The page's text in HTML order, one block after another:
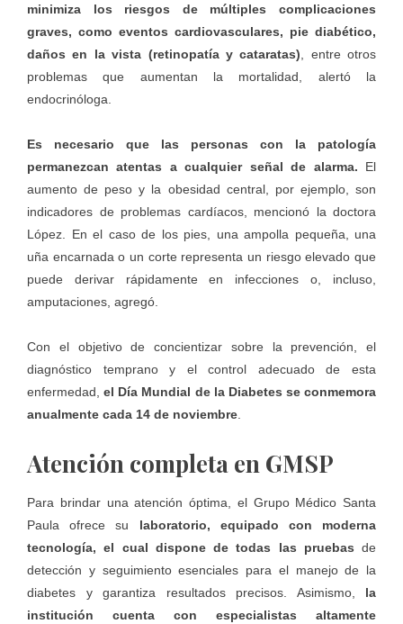
minimiza los riesgos de múltiples complicaciones
graves, como eventos cardiovasculares, pie diabético,
daños en la vista (retinopatía y cataratas) , entre otros
problemas que aumentan la mortalidad, alertó la
endocrinóloga.
Es necesario que las personas con la patología
permanezcan atentas a cualquier señal de alarma. El
aumento de peso y la obesidad central, por ejemplo, son
indicadores de problemas cardíacos, mencionó la doctora
López. En el caso de los pies, una ampolla pequeña, una
uña encarnada o un corte representa un riesgo elevado que
puede derivar rápidamente en infecciones o, incluso,
amputaciones, agregó.
Con el objetivo de concientizar sobre la prevención, el
diagnóstico temprano y el control adecuado de esta
enfermedad,el Día Mundial de la Diabetes se conmemora
anualmente cada 14 de noviembre
Atención completa en GMSP
Para brindar una atención óptima, el Grupo Médico Santa
Paula ofrece su laboratorio, equipado con moderna
tecnología, el cual dispone de todas las pruebas de
detección y seguimiento esenciales para el manejo de la
diabetes y garantiza resultados precisos. Asimismo, la
institución cuenta con especialistas altamente